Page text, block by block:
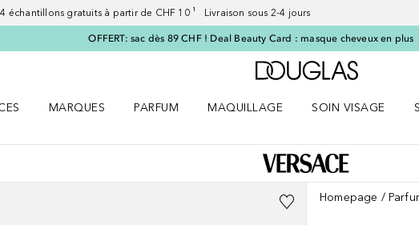
gratuits à partir de CHF 10 ¹ Livraison sous 2-4 jours
OFFERT: sac dès 89 CHF ! Deal Beauty Card : masque cheveux en plus
Vers
MARQUES
PARFUM
MAQUILLAGE
SOIN VISAGE
Homepage